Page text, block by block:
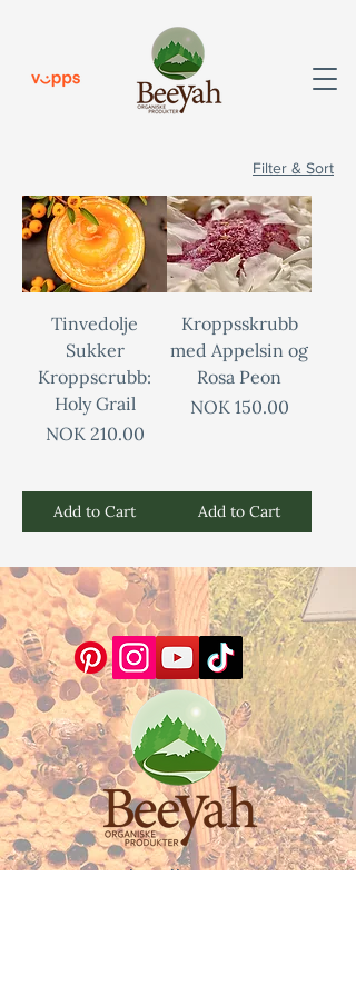
Filter & Sort
Tinvedolje
Sukker
Kroppscrubb:
Holy Grail
Price
NOK 210.00
Add to Cart
Kroppsskrubb
med Appelsin og
Rosa Peon
Price
NOK 150.00
Add to Cart
Eidsvoll, Norge